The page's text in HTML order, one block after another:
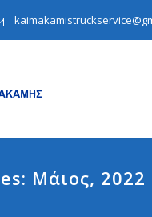
Μάιος, 2022